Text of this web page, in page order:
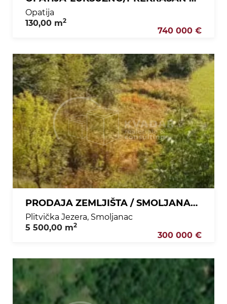
Opatija
130,00 m2
740 000 €
PRODAJA ZEMLJIŠTA / SMOLJANAC / 5500M2 / IZVRSNA LOKACIJA!
Plitvička Jezera, Smoljanac
5 500,00 m2
300 000 €